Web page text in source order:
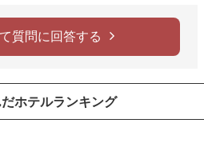
質問に回答する
だホテルランキング